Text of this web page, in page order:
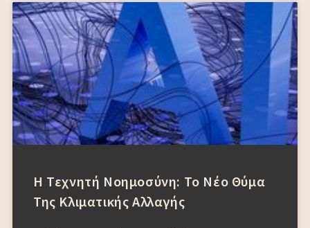
Η Τεχνητή Νοημοσύνη: Το Νέο Θύμα
Της Κλιματικής Αλλαγής